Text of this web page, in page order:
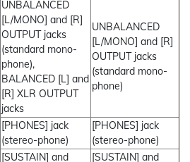
UNBALANCED
[L/MONO] and [R]
OUTPUT jacks
(standard mono-
phone),
BALANCED [L] and
[R] XLR OUTPUT
jacks
UNBALANCED
[L/MONO] and [R]
OUTPUT jacks
(standard mono-
phone)
[PHONES] jack
(stereo-phone)
[PHONES] jack
(stereo-phone)
[SUSTAIN] and
[SUSTAIN] and